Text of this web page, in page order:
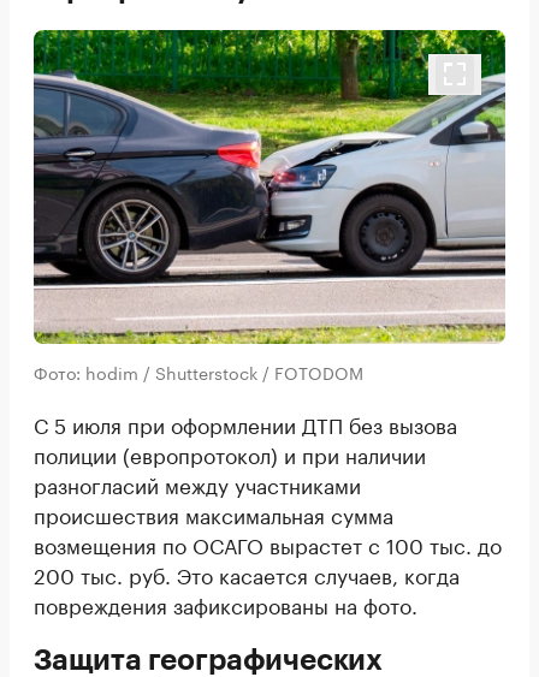
Фото: hodim / Shutterstock / FOTODOM
С 5 июля при оформлении ДТП без вызова
полиции (европротокол) и при наличии
разногласий между участниками
происшествия максимальная сумма
возмещения по ОСАГО вырастет с 100 тыс. до
200 тыс. руб. Это касается случаев, когда
повреждения зафиксированы на фото.
Защита географических